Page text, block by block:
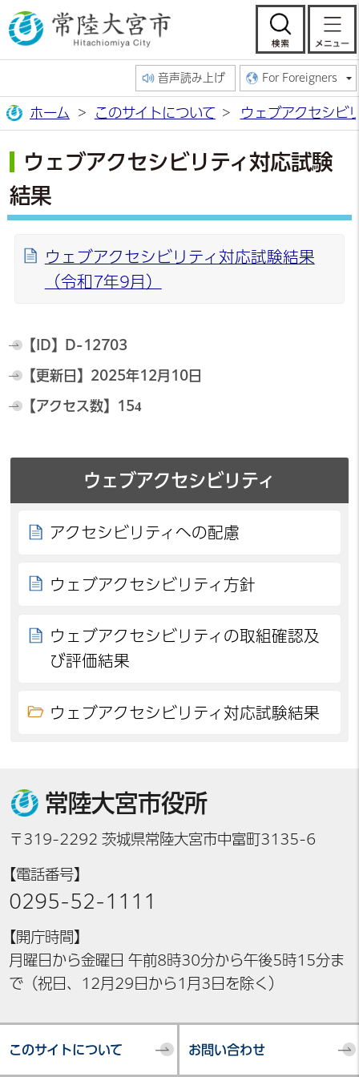
常陸大宮市公
検
音声読み上げ For Foreigners
ホーム このサイトについて ウェブアクセシビ
ウェブアクセシビリティ対応試験
結果
ウェブアクセシビリティ対応試験結果
（令和7年9月）
【ID】 D-12703
【更新日】 2025年12月10日
【アクセス数】 154
ウェブアクセシビリティ
アクセシビリティへの配慮
ウェブアクセシビリティ方針
ウェブアクセシビリティの取組確認及
び評価結果
ウェブアクセシビリティ対応試験結果
常陸大宮市役所
〒319-2292 茨城県常陸大宮市中富町3135-6
【電話番号】
0295-52-1111
【開庁時間】
月曜日から金曜日 午前8時30分から午後5時15分ま
で（祝日、12月29日から1月3日を除く）
このサイトについて お問い合わせ